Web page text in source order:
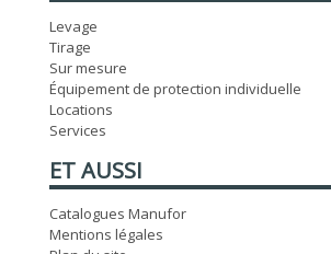
Levage
Tirage
Sur mesure
Équipement de protection individuelle
Locations
Services
ET AUSSI
Catalogues Manufor
Mentions légales